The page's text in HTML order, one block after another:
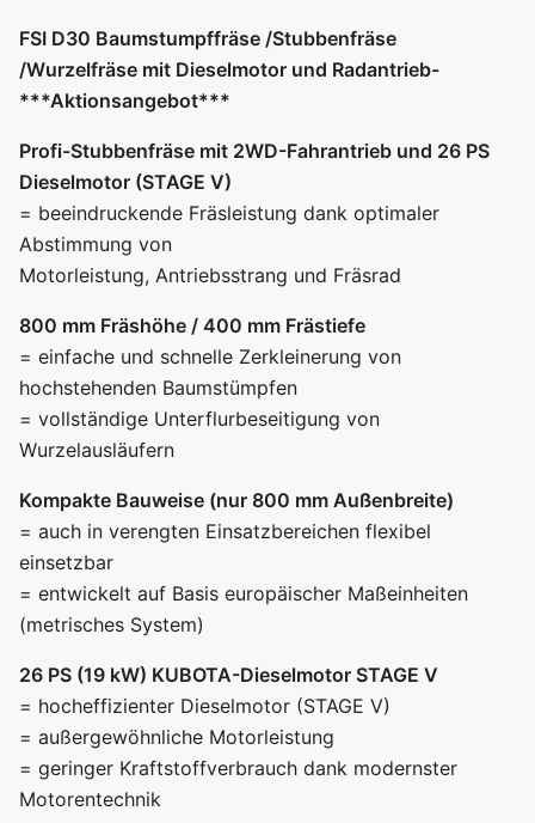
FSI D30 Baumstumpffräse /Stubbenfräse
/Wurzelfräse mit Dieselmotor und Radantrieb-
***Aktionsangebot***
Profi-Stubbenfräse mit 2WD-Fahrantrieb und 26 PS
Dieselmotor (STAGE V)
= beeindruckende Fräsleistung dank optimaler
Abstimmung von
Motorleistung, Antriebsstrang und Fräsrad
800 mm Fräshöhe / 400 mm Frästiefe
= einfache und schnelle Zerkleinerung von
hochstehenden Baumstümpfen
= vollständige Unterflurbeseitigung von
Wurzelausläufern
Kompakte Bauweise (nur 800 mm Außenbreite)
= auch in verengten Einsatzbereichen flexibel
einsetzbar
= entwickelt auf Basis europäischer Maßeinheiten
(metrisches System)
26 PS (19 kW) KUBOTA-Dieselmotor STAGE V
= hocheffizienter Dieselmotor (STAGE V)
= außergewöhnliche Motorleistung
= geringer Kraftstoffverbrauch dank modernster
Motorentechnik